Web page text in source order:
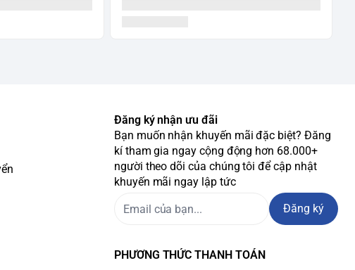
Đăng ký nhận ưu đãi
Bạn muốn nhận khuyến mãi đặc biệt? Đăng
kí tham gia ngay cộng động hơn 68.000+
người theo dõi của chúng tôi để cập nhật
khuyến mãi ngay lập tức
Đăng ký
PHƯƠNG THỨC THANH TOÁN